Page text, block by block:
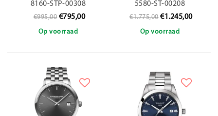
8160-STP-00308
€995,00 €795,00
Op voorraad
5580-ST-00208
€1.775,00 €1.245,00
Op voorraad